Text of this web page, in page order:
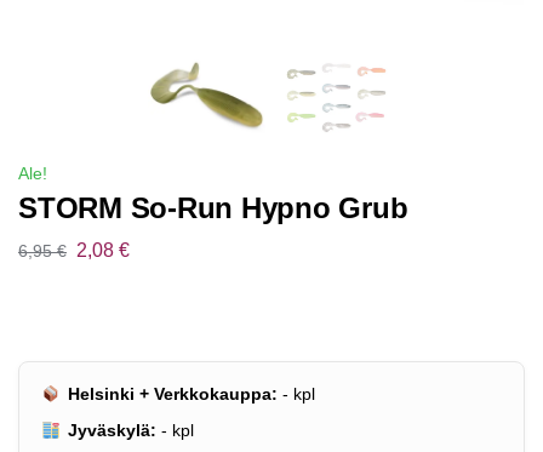
Ale!
STORM So-Run Hypno Grub
6,95€ 2,08 €
Helsinki + Verkkokauppa: - kpl
Jyväskylä: - kpl